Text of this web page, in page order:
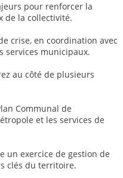
pour renforcer la
de la collectivité.
crise, en coordination avec
services municipaux.
au côté de plusieurs
Communal de
et les services de
un exercice de gestion de
clés du territoire.